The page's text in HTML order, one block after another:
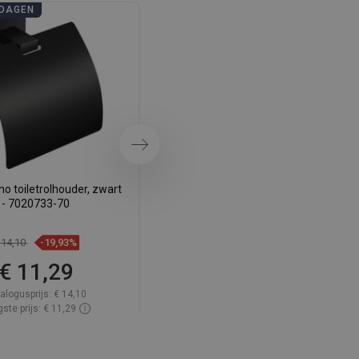
toiletrolhouder, zwart
- 7020733-70
-19,93%
€ 11,29
€ 14,10
prijs: € 11,29
Volgende
SWEDISH
FINNISH
PORTUGUESE
CROATIAN
GREEK